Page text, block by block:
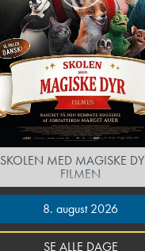
SKOLEN MED MAGISKE
FILMEN
8. august 2026
SE ALLE DAGE